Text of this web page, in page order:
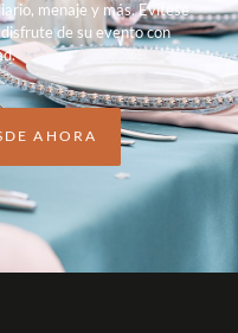
menaje y más. Evítese
de su evento con
AHORA